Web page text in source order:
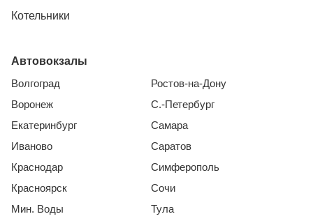
Котельники
Автовокзалы
Волгоград
Воронеж
Екатеринбург
Иваново
Краснодар
Красноярск
Мин. Воды
Ростов-на-Дону
С.-Петербург
Самара
Саратов
Симферополь
Сочи
Тула